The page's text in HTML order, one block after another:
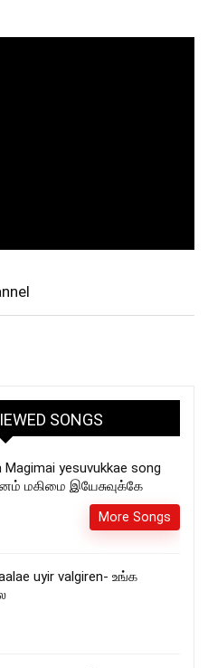
SONGS
Magimai yesuvukkae song
மகிமை இயேசுவுக்கே
More Songs
uyir valgiren- உங்க